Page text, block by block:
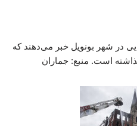
در شهر بونویل خبر می‌دهند که